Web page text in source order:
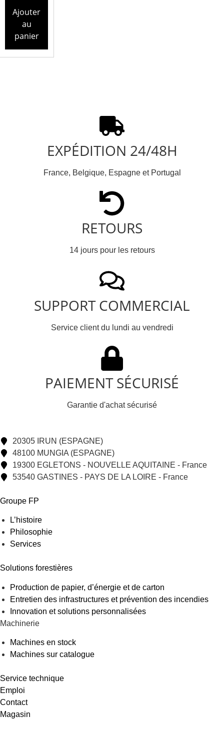
Ajouter
au
panier
EXPÉDITION 24/48H
France, Belgique, Espagne et Portugal
RETOURS
14 jours pour les retours
SUPPORT COMMERCIAL
Service client du lundi au vendredi
PAIEMENT SÉCURISÉ
Garantie d'achat sécurisé
20305 IRUN (ESPAGNE)
48100 MUNGIA (ESPAGNE)
19300 EGLETONS - NOUVELLE AQUITAINE - France
53540 GASTINES - PAYS DE LA LOIRE - France
Groupe FP
L’histoire
Philosophie
Services
Solutions forestières
Production de papier, d’énergie et de carton
Entretien des infrastructures et prévention des incendies
Innovation et solutions personnalisées
Machinerie
Machines en stock
Machines sur catalogue
Service technique
Emploi
Contact
Magasin